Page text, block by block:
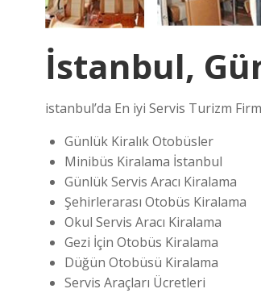
İstanbul,
istanbul’da En iyi Servis Turizm
Günlük Kiralık Otobüsler
Minibüs Kiralama İstanbul
Günlük Servis Aracı Kiralama
Şehirlerarası Otobüs Kiralama
Okul Servis Aracı Kiralama
Gezi İçin Otobüs Kiralama
Düğün Otobüsü Kiralama
Servis Araçları Ücretleri